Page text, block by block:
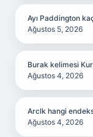
Ayı Paddington
Ağustos 5, 2026
Burak kelimesi
Ağustos 4, 2026
Arclk hangi
Ağustos 4, 2026